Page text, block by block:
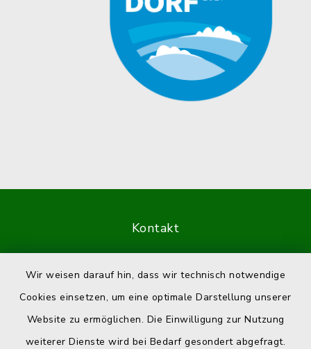
Wir weisen darauf hin, dass wir technisch notwendige
Cookies einsetzen, um eine optimale Darstellung unserer
Website zu ermöglichen. Die Einwilligung zur Nutzung
weiterer Dienste wird bei Bedarf gesondert abgefragt.
Kontakt
Datenschutz
Impressum